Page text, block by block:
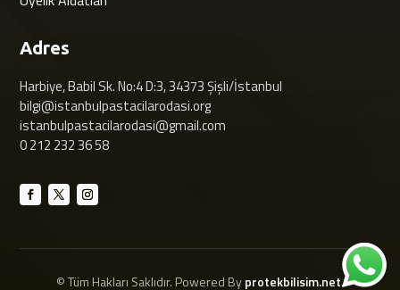
Adres
Harbiye, Babil Sk. No:4 D:3, 34373 Şişli/İstanbul
bilgi@istanbulpastacilarodasi.org
istanbulpastacilarodasi@gmail.com
0 212 232 36 58
© Tüm Hakları Saklıdır. Powered Byprotekbilisim.net.